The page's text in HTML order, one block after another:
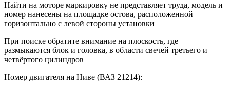
Найти на моторе маркировку не представляет труда, модель и
номер нанесены на площадке остова, расположенной
горизонтально с левой стороны установки
При поиске обратите внимание на плоскость, где
размыкаются блок и головка, в области свечей третьего и
четвёртого цилиндров
Номер двигателя на Ниве (ВАЗ 21214):